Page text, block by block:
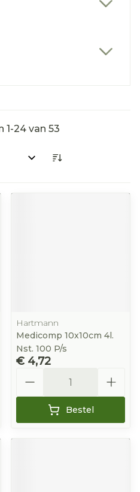
1-24van 53
Hartmann
Medicomp 10x10cm 4l.
Nst. 100 P/s
€ 4,72
Bestel